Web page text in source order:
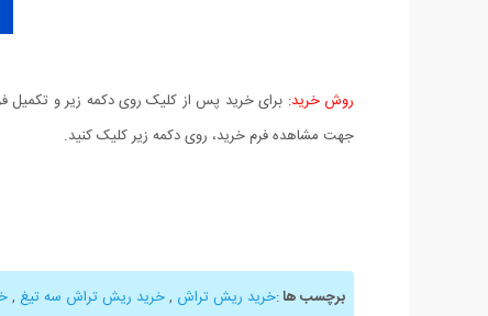
روش خرید: برای خرید پس از کلیک روی دکمه زیر و تکمیل
جهت مشاهده فرم خرید، روی دکمه زیر کلیک کنید.
برچسب ها:خرید ریش تراش ,خرید ریش تراش سه تیغ ,